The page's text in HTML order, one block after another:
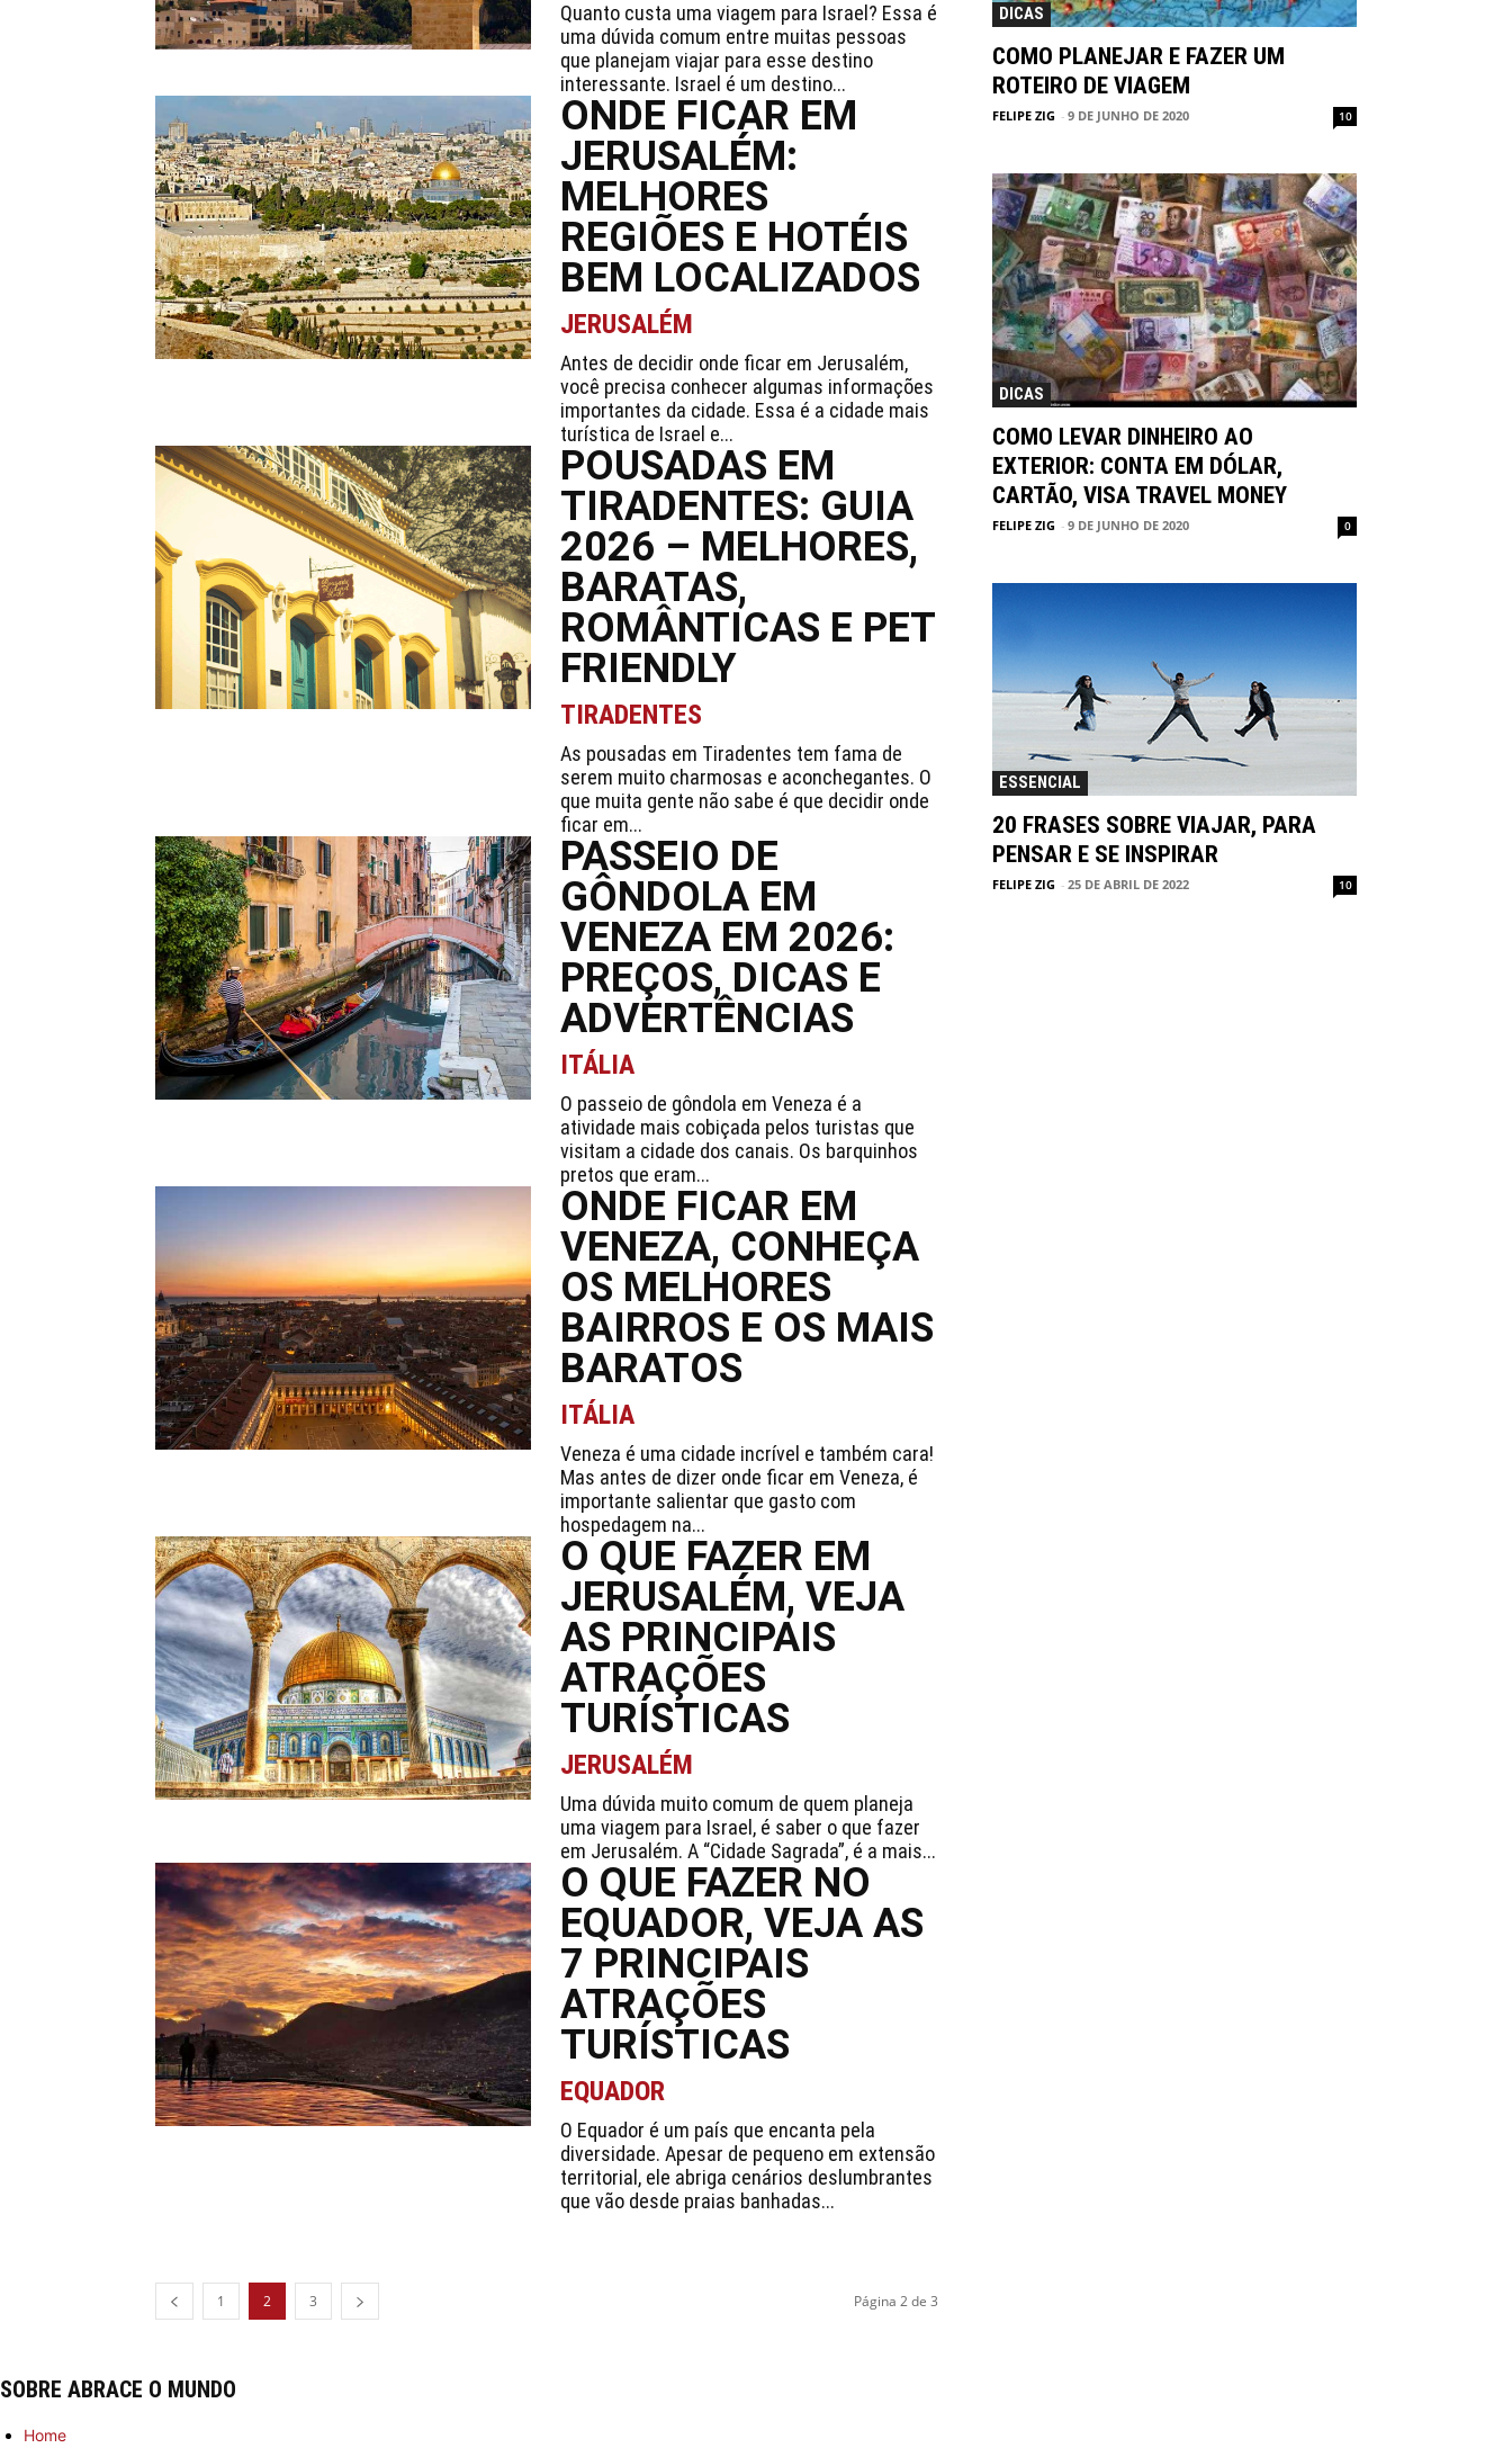
Quanto custa uma viagem para Israel? Essa é
uma dúvida comum entre muitas pessoas
que planejam viajar para esse destino
interessante. Israel é um destino...
ONDE FICAR EM
JERUSALÉM:
MELHORES
REGIÕES E HOTÉIS
BEM LOCALIZADOS
JERUSALÉM
Antes de decidir onde ficar em Jerusalém,
você precisa conhecer algumas informações
importantes da cidade. Essa é a cidade mais
turística de Israel e...
POUSADAS EM
TIRADENTES: GUIA
2026 – MELHORES,
BARATAS,
ROMÂNTICAS E PET
FRIENDLY
TIRADENTES
As pousadas em Tiradentes tem fama de
serem muito charmosas e aconchegantes. O
que muita gente não sabe é que decidir onde
ficar em...
PASSEIO DE
GÔNDOLA EM
VENEZA EM 2026:
PREÇOS, DICAS E
ADVERTÊNCIAS
ITÁLIA
O passeio de gôndola em Veneza é a
atividade mais cobiçada pelos turistas que
visitam a cidade dos canais. Os barquinhos
pretos que eram...
ONDE FICAR EM
VENEZA, CONHEÇA
OS MELHORES
BAIRROS E OS MAIS
BARATOS
ITÁLIA
Veneza é uma cidade incrível e também cara!
Mas antes de dizer onde ficar em Veneza, é
importante salientar que gasto com
hospedagem na...
O QUE FAZER EM
JERUSALÉM, VEJA
AS PRINCIPAIS
ATRAÇÕES
TURÍSTICAS
JERUSALÉM
Uma dúvida muito comum de quem planeja
uma viagem para Israel, é saber o que fazer
em Jerusalém. A “Cidade Sagrada”, é a mais...
O QUE FAZER NO
EQUADOR, VEJA AS
7 PRINCIPAIS
ATRAÇÕES
TURÍSTICAS
EQUADOR
O Equador é um país que encanta pela
diversidade. Apesar de pequeno em extensão
territorial, ele abriga cenários deslumbrantes
que vão desde praias banhadas...
1 2 3 Página 2 de 3
DICAS
COMO PLANEJAR E FAZER UM
ROTEIRO DE VIAGEM
FELIPE ZIG - 9 DE JUNHO DE 2020 10
DICAS
COMO LEVAR DINHEIRO AO
EXTERIOR: CONTA EM DÓLAR,
CARTÃO, VISA TRAVEL MONEY
FELIPE ZIG - 9 DE JUNHO DE 2020 0
ESSENCIAL
20 FRASES SOBRE VIAJAR, PARA
PENSAR E SE INSPIRAR
FELIPE ZIG - 25 DE ABRIL DE 2022 10
SOBRE ABRACE O MUNDO
Home